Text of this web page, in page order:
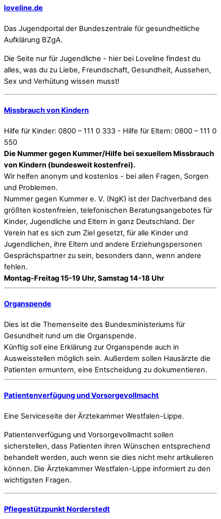
loveline.de
Das Jugendportal der Bundeszentrale für gesundheitliche
Aufklärung BZgA.
Die Seite nur für Jugendliche - hier bei Loveline findest du
alles, was du zu Liebe, Freundschaft, Gesundheit, Aussehen,
Sex und Verhütung wissen musst!
Missbrauch von Kindern
Hilfe für Kinder: 0800 – 111 0 333 - Hilfe für Eltern: 0800 – 111 0
550
Die Nummer gegen Kummer/Hilfe bei sexuellem Missbrauch
von Kindern (bundesweit kostenfrei).
Wir helfen anonym und kostenlos - bei allen Fragen, Sorgen
und Problemen.
Nummer gegen Kummer e. V. (NgK) ist der Dachverband des
größten kostenfreien, telefonischen Beratungsangebotes für
Kinder, Jugendliche und Eltern in ganz Deutschland. Der
Verein hat es sich zum Ziel gesetzt, für alle Kinder und
Jugendlichen, ihre Eltern und andere Erziehungspersonen
Gesprächspartner zu sein, besonders dann, wenn andere
fehlen.
Montag-Freitag 15-19 Uhr, Samstag 14-18 Uhr
Organspende
Dies ist die Themenseite des Bundesministeriums für
Gesundheit rund um die Organspende.
Künftig soll eine Erklärung zur Organspende auch in
Ausweisstellen möglich sein. Außerdem sollen Hausärzte die
Patienten ermuntern, eine Entscheidung zu dokumentieren.
Patientenverfügung und Vorsorgevollmacht
Eine Serviceseite der Ärztekammer Westfalen-Lippe.
Patientenverfügung und Vorsorgevollmacht sollen
sicherstellen, dass Patienten ihren Wünschen entsprechend
behandelt werden, auch wenn sie dies nicht mehr artikulieren
können. Die Ärztekammer Westfalen-Lippe informiert zu den
wichtigsten Fragen.
Pflegestützpunkt Norderstedt